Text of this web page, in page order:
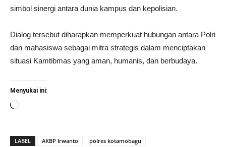
simbol sinergi antara dunia kampus dan kepolisian.
Dialog tersebut diharapkan memperkuat hubungan antara Polri
dan mahasiswa sebagai mitra strategis dalam menciptakan
situasi Kamtibmas yang aman, humanis, dan berbudaya.
Menyukai ini:
Memuat...
LABEL AKBP Irwanto polres kotamobagu